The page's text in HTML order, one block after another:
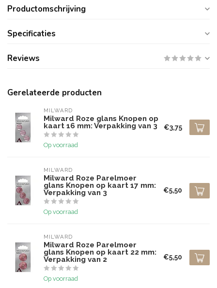
Productomschrijving
Specificaties
Reviews
Gerelateerde producten
MILWARD
Milward Roze glans Knopen op
kaart 16 mm: Verpakking van 3
Op voorraad
€3,75
MILWARD
Milward Roze Parelmoer
glans Knopen op kaart 17 mm:
Verpakking van 3
Op voorraad
€5,50
MILWARD
Milward Roze Parelmoer
glans Knopen op kaart 22 mm:
Verpakking van 2
Op voorraad
€5,50